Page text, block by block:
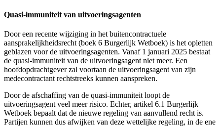
Quasi-immuniteit van uitvoeringsagenten
Door een recente wijziging in het buitencontractuele
aansprakelijkheidsrecht (boek 6 Burgerlijk Wetboek) is het opletten
geblazen voor de uitvoeringsagenten. Vanaf 1 januari 2025 bestaat
de quasi-immuniteit van de uitvoeringsagent niet meer. Een
hoofdopdrachtgever zal voortaan de uitvoeringsagent van zijn
medecontractant rechtstreeks kunnen aanspreken.
Door de afschaffing van de quasi-immuniteit loopt de
uitvoeringsagent veel meer risico. Echter, artikel 6.1 Burgerlijk
Wetboek bepaalt dat de nieuwe regeling van aanvullend recht is.
Partijen kunnen dus afwijken van deze wettelijke regeling, in de ene